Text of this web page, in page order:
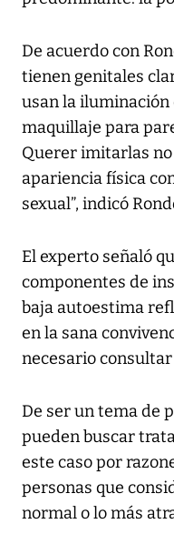
De acuerdo con
tienen genitales
usan la iluminación
maquillaje para
Querer imitarlas
apariencia física
sexual”, indicó
El experto señaló
componentes de
baja autoestima
en la sana
necesario
De ser un tema de
pueden buscar
este caso por
personas que
normal o lo más